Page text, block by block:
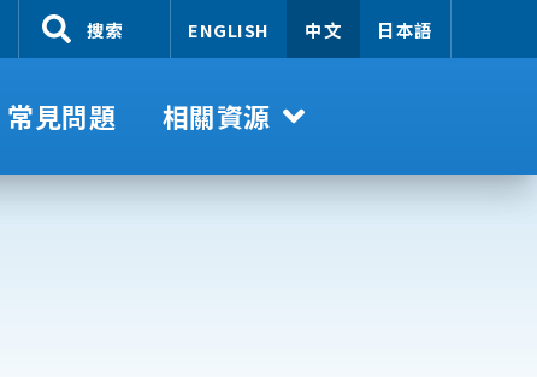
搜索 ENGLISH 中文 日本語
常見問題 相關資源